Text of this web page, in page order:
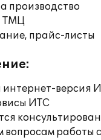
производство
ТМЦ
прайс-листы
интернет-версия
ИТС
вопросам работы